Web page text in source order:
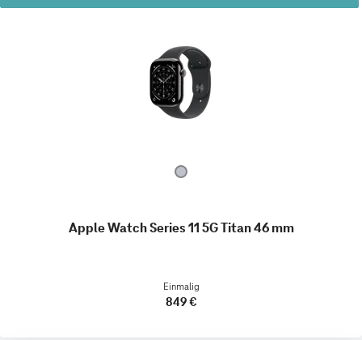
Apple Watch Series 11 5G Titan 46 mm
Einmalig
849 €